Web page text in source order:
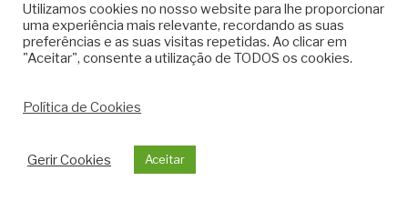
Utilizamos cookies no nosso website para lhe proporcionar
uma experiência mais relevante, recordando as suas
preferências e as suas visitas repetidas. Ao clicar em
"Aceitar", consente a utilização de TODOS os cookies.
Política de Cookies
Gerir Cookies Aceitar